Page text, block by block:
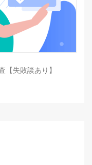
【失敗談あり】